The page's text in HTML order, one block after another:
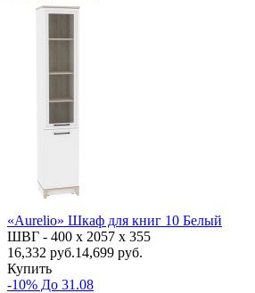
«Aurelio» Шкаф для книг 10 Белый
ШВГ - 400 х 2057 х 355
16,332 руб.14,699 руб.
Купить
-10% До 31.08